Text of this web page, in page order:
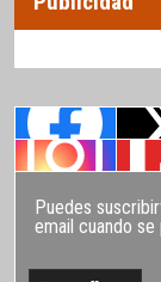
Puedes
email cuando